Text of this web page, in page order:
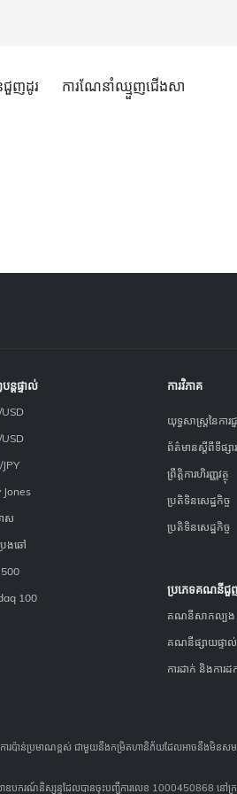
ជួញដូរ ការណែនាំឈ្មួញជើងសា
បន្តផ្ទាល់
USD
USD
Jones
ាស
េងឆៅ
100
ការវិភាគ
យុទ្ធសាស្ត្រនៃកា
ព័ត៌មានស្ដីពីទីផ្សារ
ព្រឹត្តិការ​ហិរញ្ញវត្ថុ
ប្រតិទិន​សេដ្ឋកិច្ច
ប្រតិទិន​សេដ្ឋកិច្ច
ប្រភេទគណនីជួ
គណនីសាកល្បង
គណនីផ្សាយផ្ទាល់
ការដាក់ និងការដ
ការប៉ាន់ប្រមាណខ្ពស់ ជាមួយនឹងកម្រិតហានិភ័យដែលអាចនឹងមិន
ឧបករណ៍និស្សន្ទដែលបានចុះបញ្ជីការលេខ 1000450868 ន